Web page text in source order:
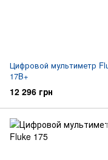
Цифровой мультиметр
17B+
12 296 грн